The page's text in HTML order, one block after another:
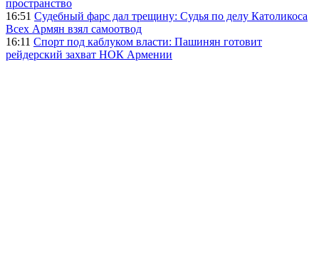
пространство
16:51 Судебный фарс дал трещину: Судья по делу Католикоса
Всех Армян взял самоотвод
16:11 Спорт под каблуком власти: Пашинян готовит
рейдерский захват НОК Армении